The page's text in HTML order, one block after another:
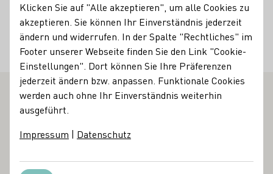
Weingut Bernard Pawis GbR
06632 Freyburg (Unstrut)-Zscheiplitz Auf dem Gut 2
Saale-Unstrut Deutschland
Klicken Sie auf "Alle akzeptieren", um alle Cookies zu
akzeptieren. Sie können Ihr Einverständnis jederzeit
ändern und widerrufen. In der Spalte "Rechtliches" im
Footer unserer Webseite finden Sie den Link "Cookie-
Einstellungen". Dort können Sie Ihre Präferenzen
jederzeit ändern bzw. anpassen. Funktionale Cookies
werden auch ohne Ihr Einverständnis weiterhin
ausgeführt.
Impressum | Datenschutz